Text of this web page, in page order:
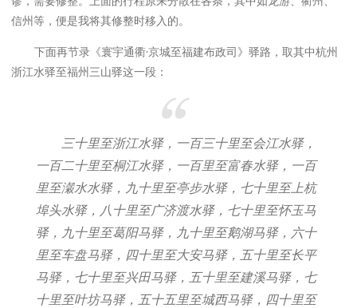
信州等，便是我将其修整时移入的。
下面再节录《寰宇通衢·京城至福建布政司》驿路，取其中杭州
浙江水驿至福州三山驿这一段：
三十里至浙江水驿，一百三十里至会江水驿，
一百二十里至桐江水驿，一百里至富春水驿，一百
里至瀔水水驿，九十里至亭步水驿，七十里至上杭
埠头水驿，八十里至广济渡水驿，七十里至怀玉马
驿，九十里至葛阳马驿，九十里至鹅湖马驿，六十
里至车盘马驿，四十里至大安马驿，五十里至长平
马驿，七十里至兴田马驿，五十里至建溪马驿，七
十里至叶坊马驿，五十五里至城西马驿，四十里至